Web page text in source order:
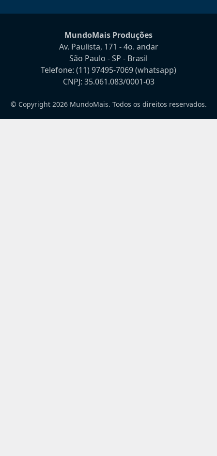
MundoMais Produções
Av. Paulista, 171 - 4o. andar
São Paulo - SP - Brasil
Telefone: (11) 97495-7069(whatsapp)
CNPJ: 35.061.083/0001-03
© Copyright 2026 MundoMais. Todos os direitos reservados.